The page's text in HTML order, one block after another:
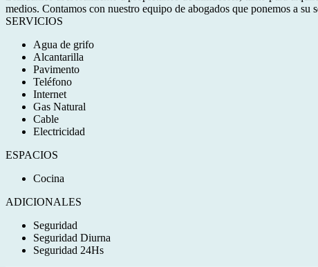
medios. Contamos con nuestro equipo de abogados que ponemos a
SERVICIOS
Agua de grifo
Alcantarilla
Pavimento
Teléfono
Internet
Gas Natural
Cable
Electricidad
ESPACIOS
Cocina
ADICIONALES
Seguridad
Seguridad Diurna
Seguridad 24Hs